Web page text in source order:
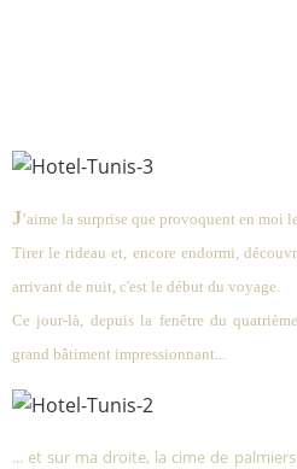
J’aime la surprise que provoquent en moi
Tirer le rideau et, encore endormi,
arrivant de nuit, c'est le début du voyage.
Ce jour-là, depuis la fenêtre du
grand bâtiment impressionnant...
... et sur ma droite, la cime de palmiers